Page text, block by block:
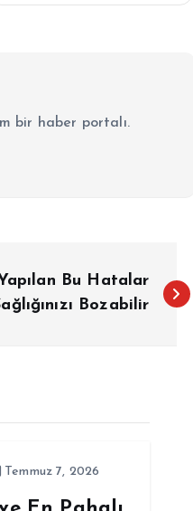
bir haber portalı.
Bu Hatalar
Bozabilir
Temmuz 7, 2026